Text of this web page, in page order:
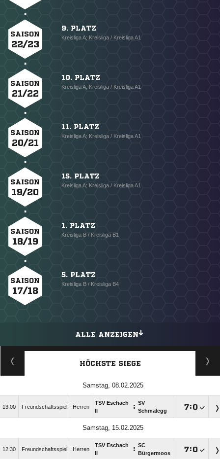
SAISON
22/23
9. PLATZ
Kreisliga A; Kreisliga / Kreisliga A1
SAISON
21/22
10. PLATZ
Kreisliga A; Kreisliga / Kreisliga A1
SAISON
20/21
11. PLATZ
Kreisliga A; Kreisliga / Kreisliga A1
SAISON
19/20
15. PLATZ
Kreisliga A; Kreisliga / Kreisliga A1
SAISON
18/19
1. PLATZ
Kreisliga B / Kreisliga B1
SAISON
17/18
5. PLATZ
Kreisliga B / Kreisliga B4
ALLE ANZEIGEN
HÖCHSTE SIEGE
Samstag, 08.02.2025
13:00 Freundschaftsspiel Herren
TSV Eschach
: SV
Schmalegg
:
Samstag, 15.02.2025
12:30 Freundschaftsspiel Herren
TSV Eschach
: SC
Bürgermoos
: